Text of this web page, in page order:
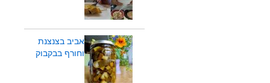
אביב בצנצנת
וחורף בבקבוק